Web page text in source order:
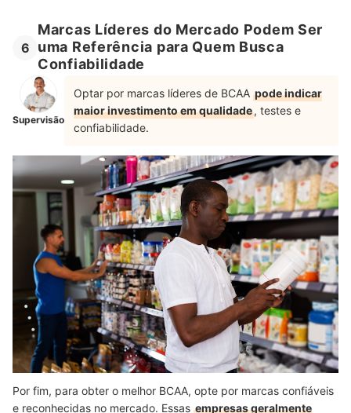
6
Marcas Líderes do Mercado Podem Ser
uma Referência para Quem Busca
Confiabilidade
Supervisão
Optar por marcas líderes de BCAA pode indicar
maior investimento em qualidade, testes e
confiabilidade.
Por fim, para obter o melhor BCAA, opte por marcas confiáveis
e reconhecidas no mercado. Essas empresas geralmente